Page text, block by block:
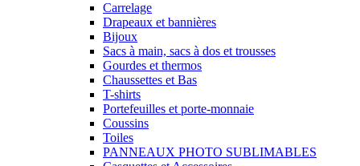
Carrelage
Drapeaux et bannières
Bijoux
Sacs à main, sacs à dos et trousses
Gourdes et thermos
Chaussettes et Bas
T-shirts
Portefeuilles et porte-monnaie
Coussins
Toiles
PANNEAUX PHOTO SUBLIMABLES